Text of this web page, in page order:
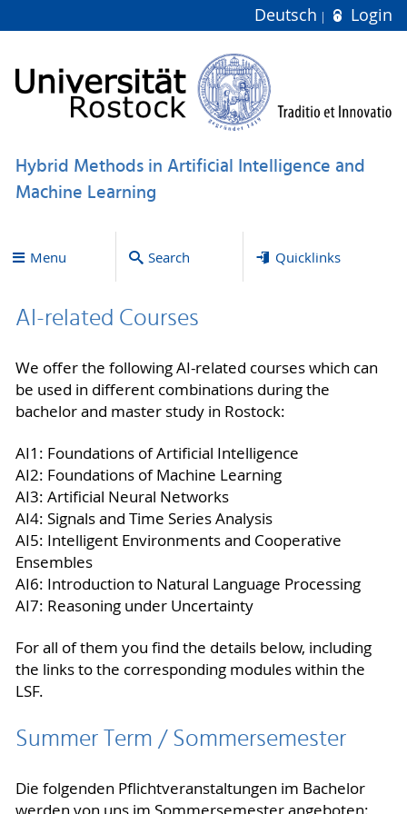
Deutsch Login
Hybrid Methods in Artificial Intelligence and
Machine Learning
Menu Search Quicklinks
AI-related Courses
We offer the following AI-related courses which can
be used in different combinations during the
bachelor and master study in Rostock:
AI1: Foundations of Artificial Intelligence
AI2: Foundations of Machine Learning
AI3: Artificial Neural Networks
AI4: Signals and Time Series Analysis
AI5: Intelligent Environments and Cooperative
Ensembles
AI6: Introduction to Natural Language Processing
AI7: Reasoning under Uncertainty
For all of them you find the details below, including
the links to the corresponding modules within the
LSF.
Summer Term / Sommersemester
Die folgenden Pflichtveranstaltungen im Bachelor